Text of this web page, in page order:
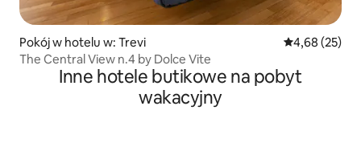
Pokój w hotelu w: Trevi Średnia
4,68 (25)
The Central View n.4 by Dolce Vite
Inne hotele butikowe na pobyt
wakacyjny